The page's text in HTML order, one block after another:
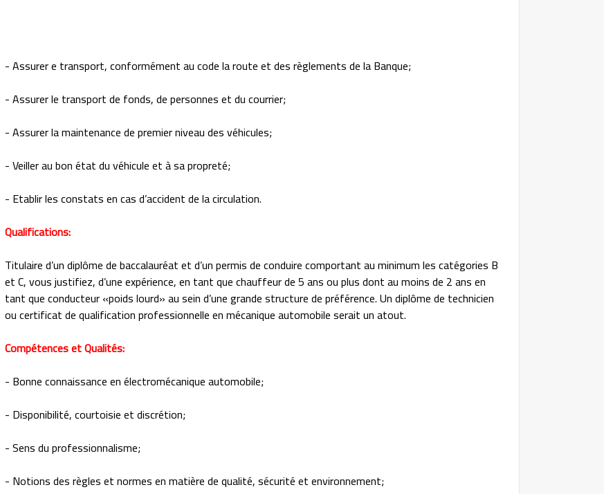
- Assurer e transport, conformément au code la route et des règlements de la Banque;
- Assurer le transport de fonds, de personnes et du courrier;
- Assurer la maintenance de premier niveau des véhicules;
- Veiller au bon état du véhicule et à sa propreté;
- Etablir les constats en cas d’accident de la circulation.
Qualifications:
Titulaire d’un diplôme de baccalauréat et d’un permis de conduire comportant au minimum les catégories B
et C, vous justifiez, d’une expérience, en tant que chauffeur de 5 ans ou plus dont au moins de 2 ans en
tant que conducteur «poids lourd» au sein d’une grande structure de préférence. Un diplôme de technicien
ou certificat de qualification professionnelle en mécanique automobile serait un atout.
Compétences et Qualités:
- Bonne connaissance en électromécanique automobile;
- Disponibilité, courtoisie et discrétion;
- Sens du professionnalisme;
- Notions des règles et normes en matière de qualité, sécurité et environnement;